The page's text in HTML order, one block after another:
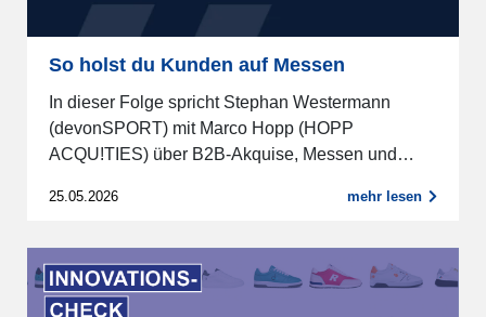
So holst du Kunden auf Messen
In dieser Folge spricht Stephan Westermann
(devonSPORT) mit Marco Hopp (HOPP
ACQU!TIES) über B2B-Akquise, Messen und…
25.05.2026 mehr lesen